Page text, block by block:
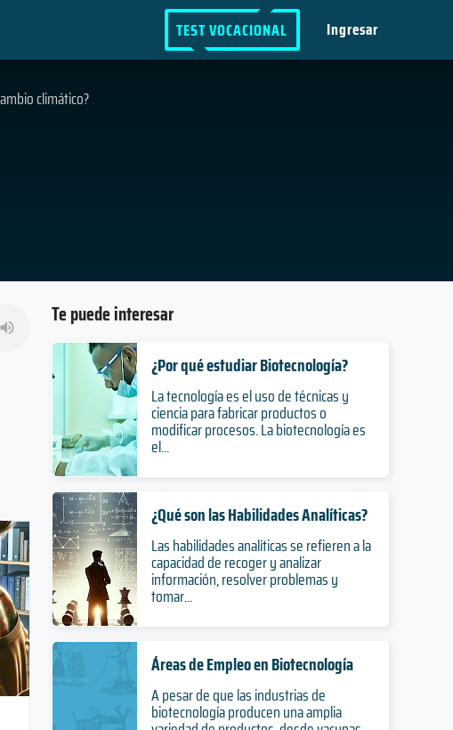
TEST VOCACIONAL Ingresar
climático?
Te puede interesar
¿Por qué estudiar Biotecnología?
La tecnología es el uso de técnicas y
ciencia para fabricar productos o
modificar procesos. La biotecnología es
el...
¿Qué son las Habilidades Analíticas?
Las habilidades analíticas se refieren a la
capacidad de recoger y analizar
información, resolver problemas y
tomar...
Áreas de Empleo en Biotecnología
A pesar de que las industrias de
biotecnología producen una amplia